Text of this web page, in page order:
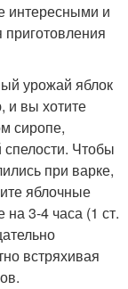
интересными и
урожай яблок
и вы хотите
сиропе,
Чтобы
при варке,
яблочные
3-4 часа (1 ст.
встряхивая